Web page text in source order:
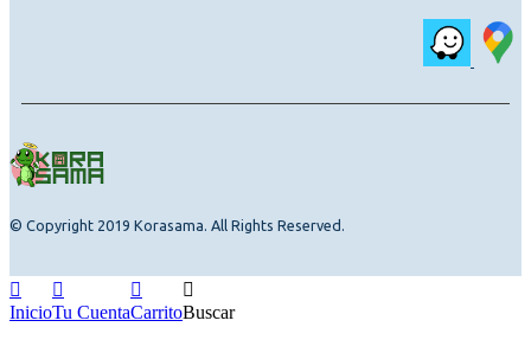
© Copyright 2019 Korasama. All Rights Reserved.
InicioTu CuentaCarritoBuscar